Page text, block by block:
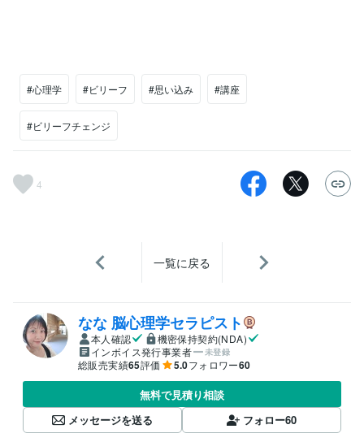
#心理学 #ビリーフ #思い込み #講座
#ビリーフチェンジ
4
一覧に戻る
なな 脳心理学セラピスト
本人確認
機密保持契約(NDA)
インボイス発行事業者
未登録
総販売実績65評価 5.0フォロワー60
無料で見積り相談
メッセージを送る
フォロー60